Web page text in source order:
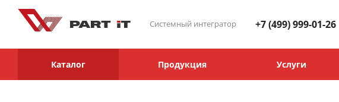
Системный интегратор +7 (499) 999-01-26
Каталог Продукция Услуги